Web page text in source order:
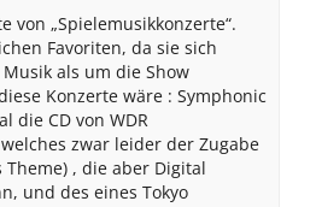
von „Spielemusikkonzerte“.
Favoriten, da sie sich
als um die Show
Konzerte wäre : Symphonic
die CD von WDR
zwar leider der Zugabe
, die aber Digital
und des eines Tokyo